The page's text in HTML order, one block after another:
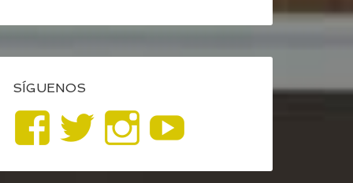
SÍGUENOS
Ver
perfil
Ver
perfil
Ver
perfil